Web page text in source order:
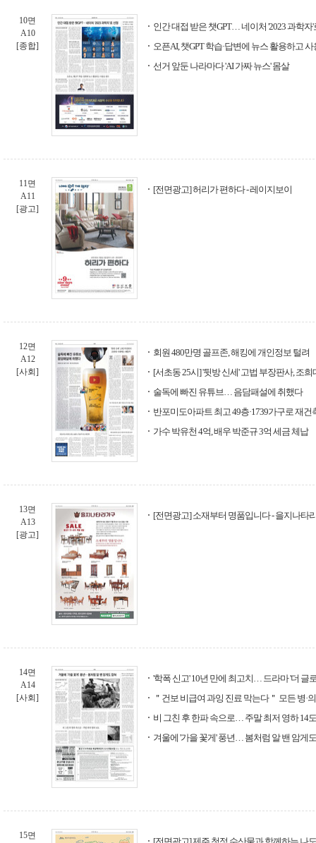
10면
A10
[종합]
인간 대접 받은 챗GPT… 네이처 '2023 과학자'
오픈AI, 챗GPT 학습·답변에 뉴스 활용하고
선거 앞둔 나라마다 'AI 가짜 뉴스' 몸살
11면
A11
[광고]
[전면광고] 허리가 편하다 - 레이지보이
12면
A12
[사회]
회원 480만명 골프존, 해킹에 개인정보 털려
[서초동 25시] '뒷방 신세' 고법 부장판사, 조
술독에 빠진 유튜브… 음담패설에 취했다
반포미도아파트 최고 49층·1739가구로 재건
가수 박유천 4억, 배우 박준규 3억 세금 체납
13면
A13
[광고]
[전면광고] 소재부터 명품입니다 - 을지나타
14면
A14
[사회]
'학폭 신고' 10년 만에 최고치… 드라마 '더 글
＂건보 비급여 과잉 진료 막는다＂ 모든 병·
비 그친 후 한파 속으로… 주말 최저 영하 14도
겨울에 '가을 꽃게' 풍년… 봄처럼 알 밴 암게
15면